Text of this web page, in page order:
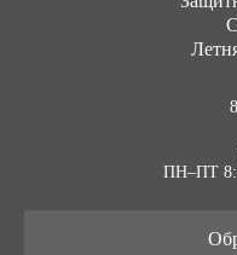
ПН–ПТ